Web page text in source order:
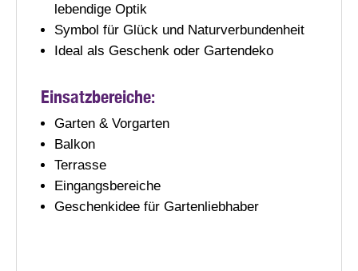
lebendige Optik
Symbol für Glück und Naturverbundenheit
Ideal als Geschenk oder Gartendeko
Einsatzbereiche:
Garten & Vorgarten
Balkon
Terrasse
Eingangsbereiche
Geschenkidee für Gartenliebhaber